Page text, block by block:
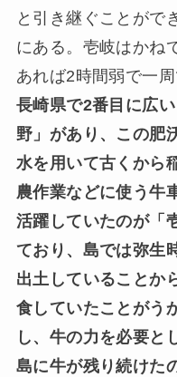
と引き継ぐことがで
にある。壱岐はかね
あれば2時間弱で一
長崎県で2番目に広
野」があり、この肥
水を用いて古くから
農作業などに使う牛
活躍していたのが「
ており、島では弥生
出土していることか
食していたことがう
し、牛の力を必要と
島に牛が残り続けた